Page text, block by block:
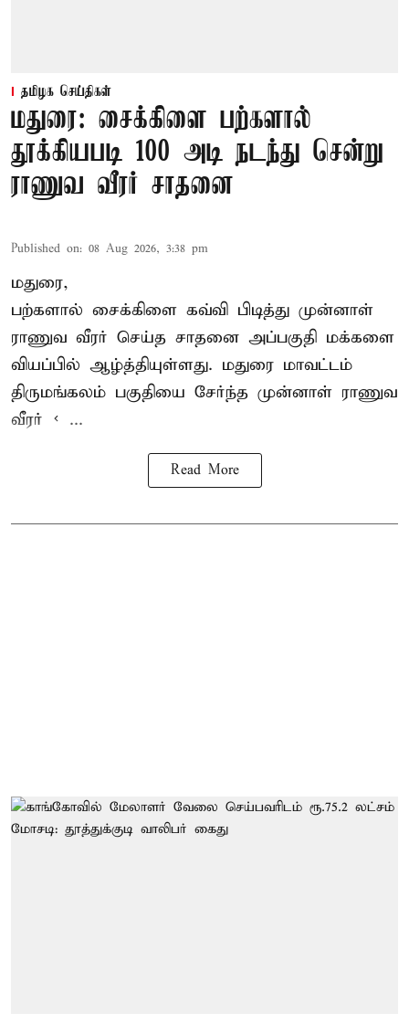
தமிழக செய்திகள்
மதுரை: சைக்கிளை பற்களால்
தூக்கியபடி 100 அடி நடந்து சென்று
ராணுவ வீரர் சாதனை
Published on: 08 Aug 2026, 3:38 pm
மதுரை,
பற்களால் சைக்கிளை கவ்வி பிடித்து முன்னாள்
ராணுவ வீரர் செய்த சாதனை அப்பகுதி மக்களை
வியப்பில் ஆழ்த்தியுள்ளது. மதுரை மாவட்டம்
திருமங்கலம் பகுதியை சேர்ந்த முன்னாள் ராணுவ
வீரர் < ...
Read More